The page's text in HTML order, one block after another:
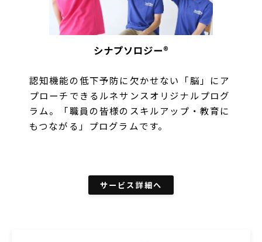
シナプソロジー®
認知機能の低下予防に欠かせない「脳」にア
プローチできるルネサンスオリジナルプログ
ラム。「職員の皆様のスキルアップ・教育に
もつながる」プログラムです。
サービス詳細へ